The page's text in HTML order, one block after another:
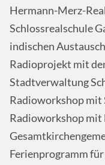
Hermann-Merz-
Schlossrealschule
indischen
Radioprojekt mit
Stadtverwaltung
Radioworkshop
Radioworkshop mit
Ferienprogramm